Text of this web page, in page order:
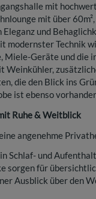
mit
mit über
Eleganz und
modernster Technik
Geräte und die
Weinkühler,
die den Blick ins
ist ebenso
Ruhe & Weitblick
angenehme
Schlaf- und
sorgen für
Ausblick über den